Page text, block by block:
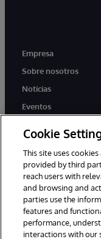
Empresa
Sobre nosotros
Noticias
Eventos
1996-2026
derechos reservados.
Cookie
This site uses
provided by third
reach users with
and browsing and
parties use the
features and
performance,
interactions with our